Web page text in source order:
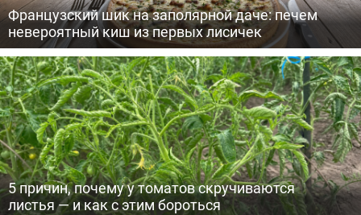
Французский шик на заполярной даче: печем
невероятный киш из первых лисичек
5 причин, почему у томатов скручиваются
листья — и как с этим бороться